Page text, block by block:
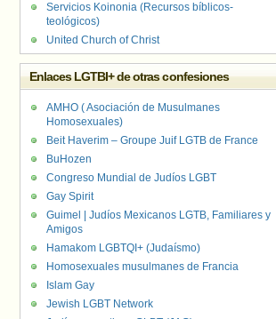
Servicios Koinonia (Recursos bíblicos-
teológicos)
United Church of Christ
Enlaces LGTBI+ de otras confesiones
AMHO ( Asociación de Musulmanes
Homosexuales)
Beit Haverim – Groupe Juif LGTB de France
BuHozen
Congreso Mundial de Judíos LGBT
Gay Spirit
Guimel | Judíos Mexicanos LGTB, Familiares y
Amigos
Hamakom LGBTQI+ (Judaísmo)
Homosexuales musulmanes de Francia
Islam Gay
Jewish LGBT Network